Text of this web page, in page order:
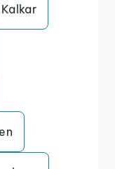
Kalkar